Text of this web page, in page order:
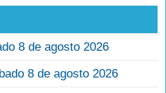
8 de agosto 2026
8 de agosto 2026